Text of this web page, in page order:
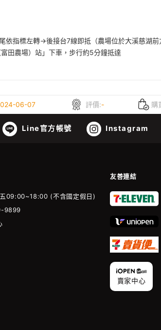
指標左轉→後接台7線即抵（農場位於大溪慈湖前
田農場）站」下車，步行約5分鐘抵達
06-07 評價:- 購
Line官方帳號 Instagram
友善連結
09:00~18:00 (不含國定假日)
9899
賣家中心